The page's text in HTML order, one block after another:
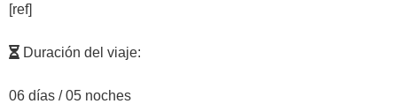
[ref]
Duración del viaje:
06 días / 05 noches